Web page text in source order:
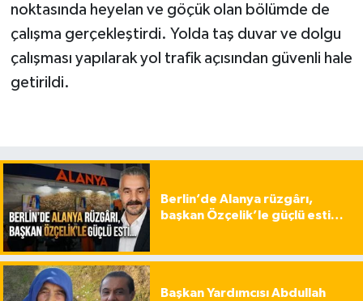
noktasında heyelan ve göçük olan bölümde de
çalışma gerçekleştirdi. Yolda taş duvar ve dolgu
çalışması yapılarak yol trafik açısından güvenli hale
getirildi.
Berlin’de Alanya rüzgârı,
başkan Özçelik’le güçlü esti…
Başkan Yardımcısı Abdullah